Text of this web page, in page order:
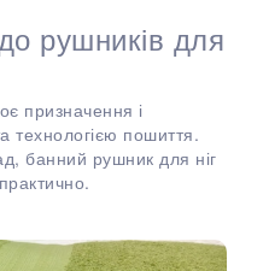
рушників для
призначення і
технологією пошиття.
банний рушник для ніг